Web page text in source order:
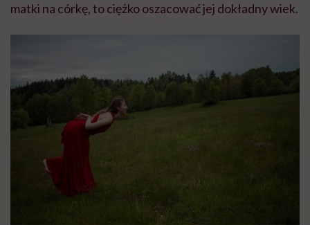
matki na córkę, to ciężko oszacować jej dokładny wiek.